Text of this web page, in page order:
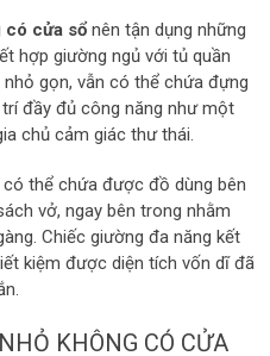
có cửa sổnên tận dụng những
hợp giường ngủ với tủ quần
gọn, vẫn có thể chứa đựng
đầy đủ công năng như một
chủ cảm giác thư thái.
thể chứa được đồ dùng bên
vở, ngay bên trong nhằm
Chiếc giường đa năng kết
kiệm được diện tích vốn dĩ đã
KHÔNG CÓ CỬA